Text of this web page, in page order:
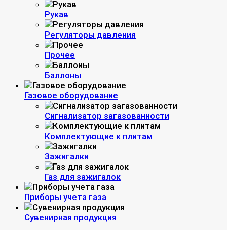
Рукав
Регуляторы давления
Прочее
Баллоны
Газовое оборудование
Сигнализатор загазованности
Комплектующие к плитам
Зажигалки
Газ для зажигалок
Приборы учета газа
Сувенирная продукция